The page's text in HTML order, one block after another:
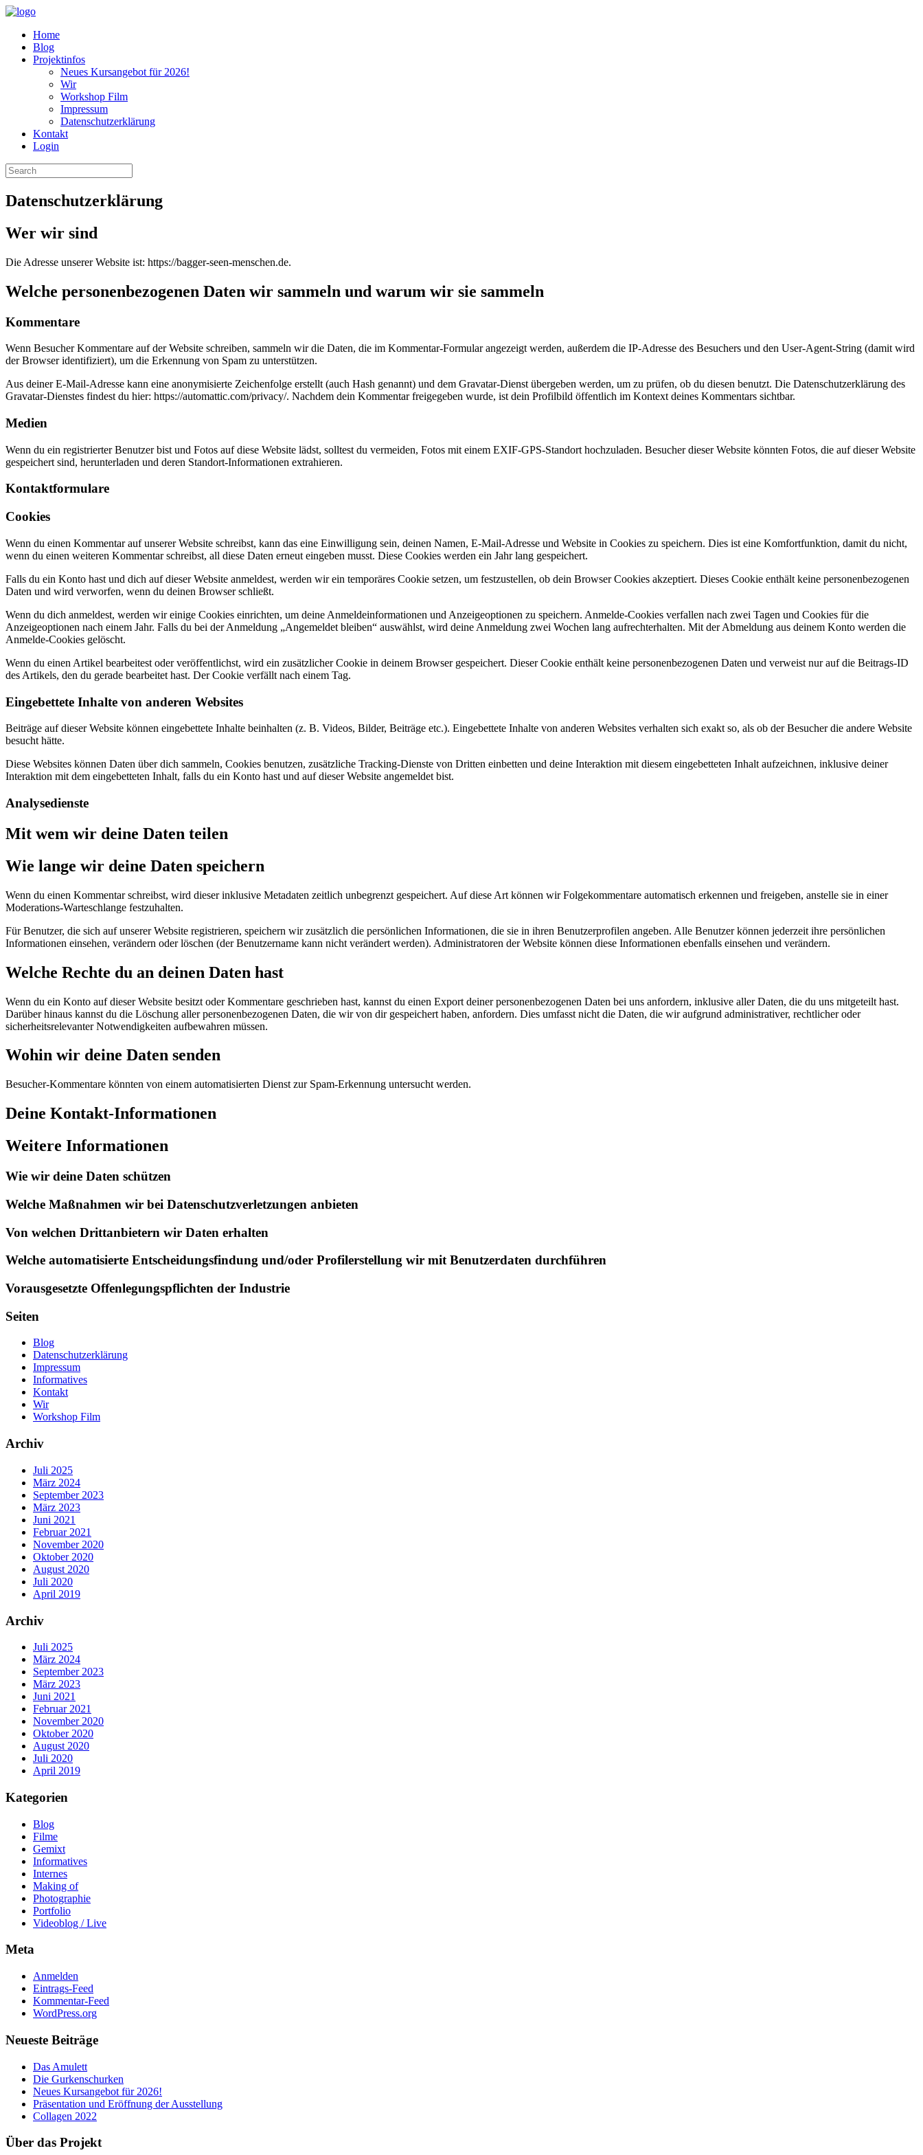
Home
Blog
Projektinfos
Neues Kursangebot für 2026!
Wir
Workshop Film
Impressum
Datenschutzerklärung
Kontakt
Login
Search
for:
Datenschutzerklärung
Wer wir sind
Die Adresse unserer Website ist: https://bagger-seen-menschen.de.
Welche personenbezogenen Daten wir sammeln und warum wir sie sammeln
Kommentare
Wenn Besucher Kommentare auf der Website schreiben, sammeln wir die Daten, die im Kommentar-Formular angezeigt werden, außerdem die IP-Adresse des Besuchers und den User-Agent-String (damit wird
der Browser identifiziert), um die Erkennung von Spam zu unterstützen.
Aus deiner E-Mail-Adresse kann eine anonymisierte Zeichenfolge erstellt (auch Hash genannt) und dem Gravatar-Dienst übergeben werden, um zu prüfen, ob du diesen benutzt. Die Datenschutzerklärung des
Gravatar-Dienstes findest du hier: https://automattic.com/privacy/. Nachdem dein Kommentar freigegeben wurde, ist dein Profilbild öffentlich im Kontext deines Kommentars sichtbar.
Medien
Wenn du ein registrierter Benutzer bist und Fotos auf diese Website lädst, solltest du vermeiden, Fotos mit einem EXIF-GPS-Standort hochzuladen. Besucher dieser Website könnten Fotos, die auf dieser Website
gespeichert sind, herunterladen und deren Standort-Informationen extrahieren.
Kontaktformulare
Cookies
Wenn du einen Kommentar auf unserer Website schreibst, kann das eine Einwilligung sein, deinen Namen, E-Mail-Adresse und Website in Cookies zu speichern. Dies ist eine Komfortfunktion, damit du nicht,
wenn du einen weiteren Kommentar schreibst, all diese Daten erneut eingeben musst. Diese Cookies werden ein Jahr lang gespeichert.
Falls du ein Konto hast und dich auf dieser Website anmeldest, werden wir ein temporäres Cookie setzen, um festzustellen, ob dein Browser Cookies akzeptiert. Dieses Cookie enthält keine personenbezogenen
Daten und wird verworfen, wenn du deinen Browser schließt.
Wenn du dich anmeldest, werden wir einige Cookies einrichten, um deine Anmeldeinformationen und Anzeigeoptionen zu speichern. Anmelde-Cookies verfallen nach zwei Tagen und Cookies für die
Anzeigeoptionen nach einem Jahr. Falls du bei der Anmeldung „Angemeldet bleiben“ auswählst, wird deine Anmeldung zwei Wochen lang aufrechterhalten. Mit der Abmeldung aus deinem Konto werden die
Anmelde-Cookies gelöscht.
Wenn du einen Artikel bearbeitest oder veröffentlichst, wird ein zusätzlicher Cookie in deinem Browser gespeichert. Dieser Cookie enthält keine personenbezogenen Daten und verweist nur auf die Beitrags-ID
des Artikels, den du gerade bearbeitet hast. Der Cookie verfällt nach einem Tag.
Eingebettete Inhalte von anderen Websites
Beiträge auf dieser Website können eingebettete Inhalte beinhalten (z. B. Videos, Bilder, Beiträge etc.). Eingebettete Inhalte von anderen Websites verhalten sich exakt so, als ob der Besucher die andere Website
besucht hätte.
Diese Websites können Daten über dich sammeln, Cookies benutzen, zusätzliche Tracking-Dienste von Dritten einbetten und deine Interaktion mit diesem eingebetteten Inhalt aufzeichnen, inklusive deiner
Interaktion mit dem eingebetteten Inhalt, falls du ein Konto hast und auf dieser Website angemeldet bist.
Analysedienste
Mit wem wir deine Daten teilen
Wie lange wir deine Daten speichern
Wenn du einen Kommentar schreibst, wird dieser inklusive Metadaten zeitlich unbegrenzt gespeichert. Auf diese Art können wir Folgekommentare automatisch erkennen und freigeben, anstelle sie in einer
Moderations-Warteschlange festzuhalten.
Für Benutzer, die sich auf unserer Website registrieren, speichern wir zusätzlich die persönlichen Informationen, die sie in ihren Benutzerprofilen angeben. Alle Benutzer können jederzeit ihre persönlichen
Informationen einsehen, verändern oder löschen (der Benutzername kann nicht verändert werden). Administratoren der Website können diese Informationen ebenfalls einsehen und verändern.
Welche Rechte du an deinen Daten hast
Wenn du ein Konto auf dieser Website besitzt oder Kommentare geschrieben hast, kannst du einen Export deiner personenbezogenen Daten bei uns anfordern, inklusive aller Daten, die du uns mitgeteilt hast.
Darüber hinaus kannst du die Löschung aller personenbezogenen Daten, die wir von dir gespeichert haben, anfordern. Dies umfasst nicht die Daten, die wir aufgrund administrativer, rechtlicher oder
sicherheitsrelevanter Notwendigkeiten aufbewahren müssen.
Wohin wir deine Daten senden
Besucher-Kommentare könnten von einem automatisierten Dienst zur Spam-Erkennung untersucht werden.
Deine Kontakt-Informationen
Weitere Informationen
Wie wir deine Daten schützen
Welche Maßnahmen wir bei Datenschutzverletzungen anbieten
Von welchen Drittanbietern wir Daten erhalten
Welche automatisierte Entscheidungsfindung und/oder Profilerstellung wir mit Benutzerdaten durchführen
Vorausgesetzte Offenlegungspflichten der Industrie
Seiten
Blog
Datenschutzerklärung
Impressum
Informatives
Kontakt
Wir
Workshop Film
Archiv
Juli 2025
März 2024
September 2023
März 2023
Juni 2021
Februar 2021
November 2020
Oktober 2020
August 2020
Juli 2020
April 2019
Archiv
Juli 2025
März 2024
September 2023
März 2023
Juni 2021
Februar 2021
November 2020
Oktober 2020
August 2020
Juli 2020
April 2019
Kategorien
Blog
Filme
Gemixt
Informatives
Internes
Making of
Photographie
Portfolio
Videoblog / Live
Meta
Anmelden
Eintrags-Feed
Kommentar-Feed
WordPress.org
Neueste Beiträge
Das Amulett
Die Gurkenschurken
Neues Kursangebot für 2026!
Präsentation und Eröffnung der Ausstellung
Collagen 2022
Über das Projekt